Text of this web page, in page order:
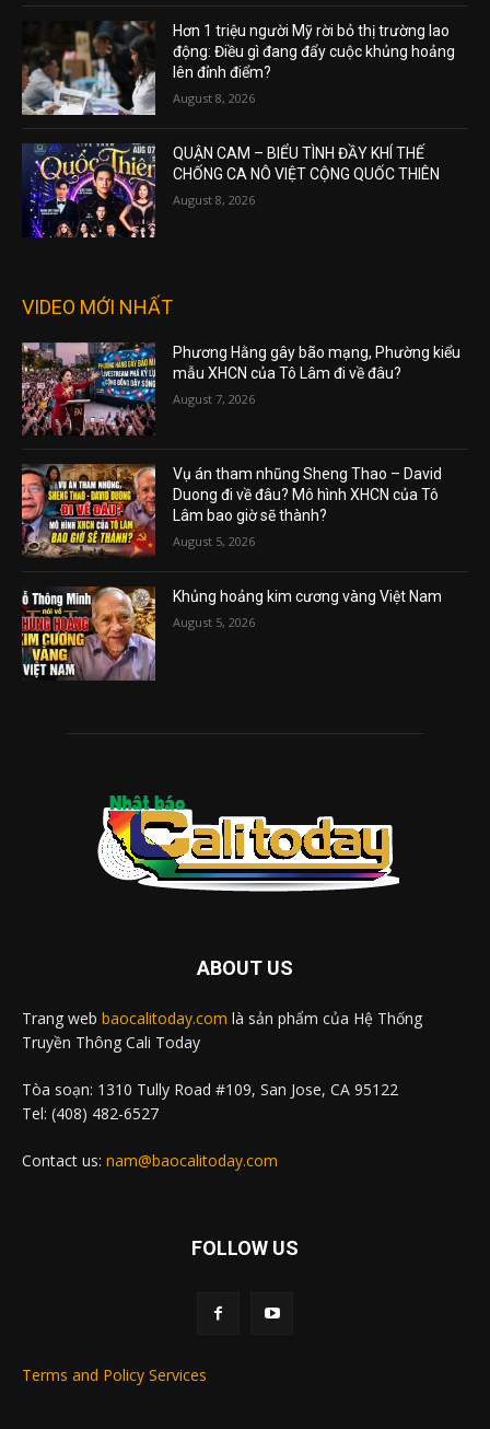
Hơn 1 triệu người Mỹ rời bỏ thị trường lao
động: Điều gì đang đẩy cuộc khủng hoảng
lên đỉnh điểm?
August 8, 2026
QUẬN CAM – BIỂU TÌNH ĐẦY KHÍ THẾ
CHỐNG CA NÔ VIỆT CỘNG QUỐC THIÊN
August 8, 2026
VIDEO MỚI NHẤT
Phương Hằng gây bão mạng, Phường kiểu
mẫu XHCN của Tô Lâm đi về đâu?
August 7, 2026
Vụ án tham nhũng Sheng Thao – David
Duong đi về đâu? Mô hình XHCN của Tô
Lâm bao giờ sẽ thành?
August 5, 2026
Khủng hoảng kim cương vàng Việt Nam
August 5, 2026
ABOUT US
Trang web baocalitoday.com là sản phẩm của Hệ Thống
Truyền Thông Cali Today
Tòa soạn: 1310 Tully Road #109, San Jose, CA 95122
Tel: (408) 482-6527
Contact us: nam@baocalitoday.com
FOLLOW US
Terms and Policy Services